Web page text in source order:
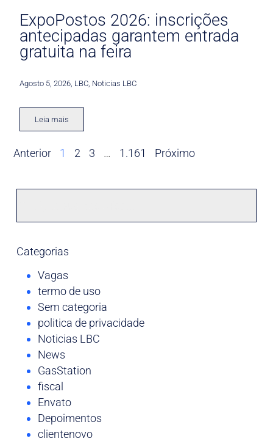
ExpoPostos 2026: inscrições
antecipadas garantem entrada
gratuita na feira
Agosto 5, 2026 LBC Noticias LBC
Leia mais
Anterior 1 2 3 … 1.161 Próximo
Categorias
Vagas
termo de uso
Sem categoria
politica de privacidade
Noticias LBC
News
GasStation
fiscal
Envato
Depoimentos
clientenovo